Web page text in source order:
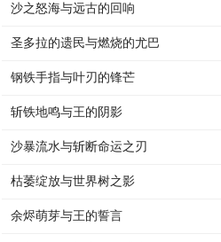
沙之怒海与远古的回响
圣多拉的遗民与燃烧的尤巴
钢铁手指与叶刃的锋芒
斩铁地鸣与王的阴影
沙暴流水与斩断命运之刃
枯萎绽放与世界树之影
余烬萌芽与王的誓言